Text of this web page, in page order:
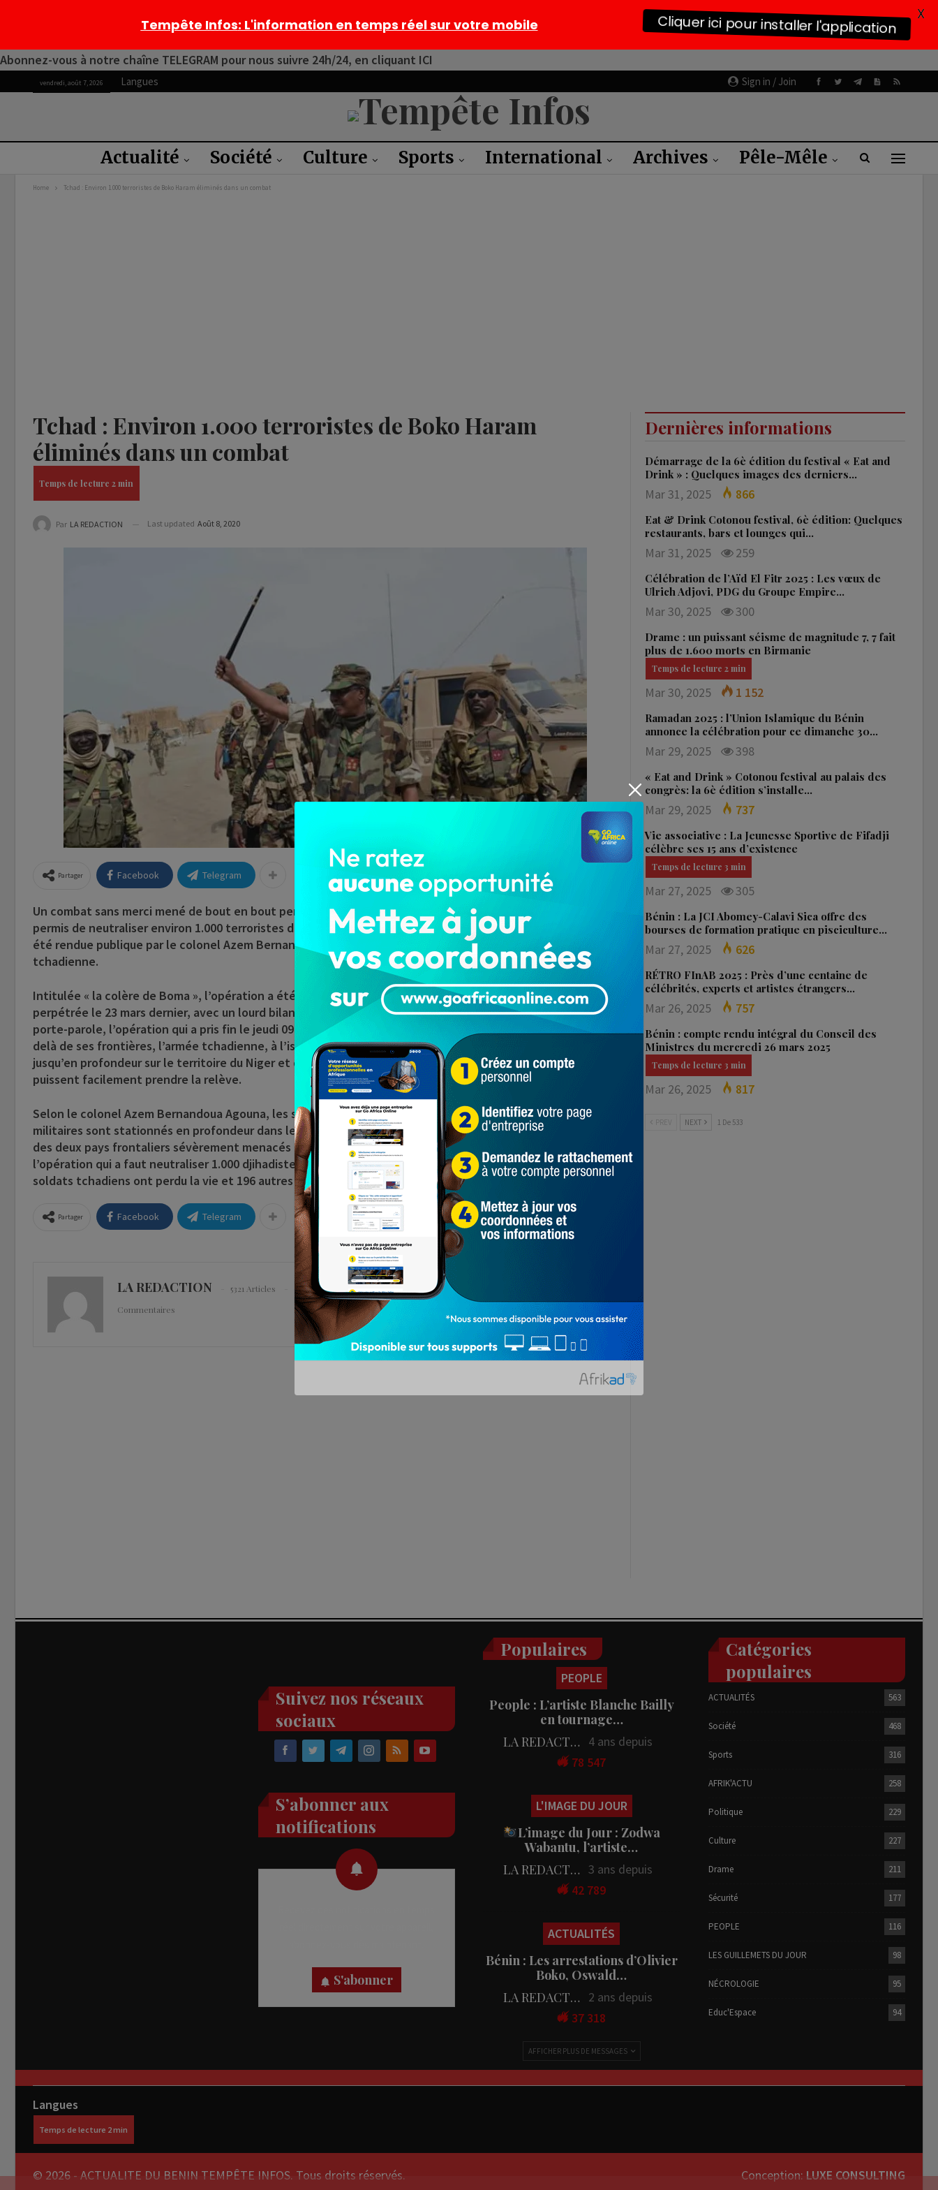
Abonnez-vous à notre chaîne TELEGRAM pour nous suivre 24h/24, en cliquant ICI
Sign in / Join
vendredi, août 7, 2026 Langues
Actualité Société Culture Sports International Archives Pêle-Mêle
Home Tchad : Environ 1.000 terroristes de Boko Haram éliminés dans un combat
Tchad : Environ 1.000 terroristes de Boko Haram
éliminés dans un combat
Par LA REDACTION Last updated Août 8, 2020
Partager Facebook Telegram
Un combat sans merci mené de bout en bout pendant plusieurs jours par l’armée nationale tchadienne a
permis de neutraliser environ 1.000 terroristes de la secte islamique Boko Haram du Nigeria. L’information a
été rendue publique par le colonel Azem Bernandoua Agouna, porte-parole de l’armée nationale
tchadienne.
Intitulée « la colère de Boma », l’opération a été enclenchée en guise de riposte à l’attaque djihadistes
perpétrée le 23 mars dernier, avec un lourd bilan de plus de 100 soldats tchadiens tués. Selon le colonel
porte-parole, l’opération qui a pris fin le jeudi 09 avril dernier s’est déroulée dans les îles du lac Tchad. Au-
delà de ses frontières, l’armée tchadienne, à l’issue du combat, a poursuivi les éléments de Boko Haram
jusqu’en profondeur sur le territoire du Niger et du Nigeria, de sorte que les troupes des deux autres pays
puissent facilement prendre la relève.
Selon le colonel Azem Bernandoua Agouna, les soldats tchadiens n’ont pas baissé la garde. Des milliers de
militaires sont stationnés en profondeur dans les îles du Niger, en attendant de passer la main aux soldats
des deux pays frontaliers sévèrement menacés par le phénomène « Boko Haram ». Pour rappel, à l’issue de
l’opération qui a faut neutraliser 1.000 djihadistes Boko Haram dans l’opération « La colère de Bama », 52
soldats tchadiens ont perdu la vie et 196 autres ont été blessés, rapporte First Contat Afrique.
Partager Facebook Telegram
LA REDACTION 5321 Articles
0
Commentaires
Dernières informations
Démarrage de la 6è édition du festival « Eat and
Drink » : Quelques images des derniers…
Mar 31, 2025 866
Eat & Drink Cotonou festival, 6è édition: Quelques
restaurants, bars et lounges qui…
Mar 31, 2025 259
Célébration de l’Aïd El Fitr 2025 : Les vœux de
Ulrich Adjovi, PDG du Groupe Empire…
Mar 30, 2025 300
Drame : un puissant séisme de magnitude 7, 7 fait
plus de 1.600 morts en Birmanie
Mar 30, 2025 1 152
Ramadan 2025 : l’Union Islamique du Bénin
annonce la célébration pour ce dimanche 30…
Mar 29, 2025 398
« Eat and Drink » Cotonou festival au palais des
congrès: la 6è édition s’installe…
Mar 29, 2025 737
Vie associative : La Jeunesse Sportive de Fifadji
célèbre ses 15 ans d’existence
Mar 27, 2025 305
Bénin : La JCI Abomey-Calavi Sica offre des
bourses de formation pratique en pisciculture…
Mar 27, 2025 626
RÉTRO FInAB 2025 : Près d’une centaine de
célébrités, experts et artistes étrangers…
Mar 26, 2025 757
Bénin : compte rendu intégral du Conseil des
Ministres du mercredi 26 mars 2025
Mar 26, 2025 817
NEXT 1 De 533
Suivez nos réseaux
sociaux
S’abonner aux
notifications
S'abonner
Populaires
PEOPLE
People : L’artiste Blanche Bailly
en tournage…
LA REDACTION
4 ans depuis
78 547
L'IMAGE DU JOUR
L’image du Jour : Zodwa
Wabantu, l’artiste…
LA REDACTION 3 ans depuis
42 789
ACTUALITÉS
Bénin : Les arrestations d’Olivier
Boko, Oswald…
LA REDACTION
2 ans depuis
37 318
AFFICHER PLUS DE MESSAGES
Catégories
populaires
ACTUALITÉS 563
Société 468
Sports 316
AFRIK'ACTU 258
Politique 229
Culture 227
Drame 211
Sécurité 177
PEOPLE 116
LES GUILLEMETS DU JOUR 98
NÉCROLOGIE 95
Educ'Espace 94
Langues
© 2026 - ACTUALITE DU BENIN TEMPÊTE INFOS. Tous droits réservés. Conception: LUXE CONSULTING
Tempête Infos: L'information en temps réel sur votre mobile Cliquer ici pour installer l'application
X